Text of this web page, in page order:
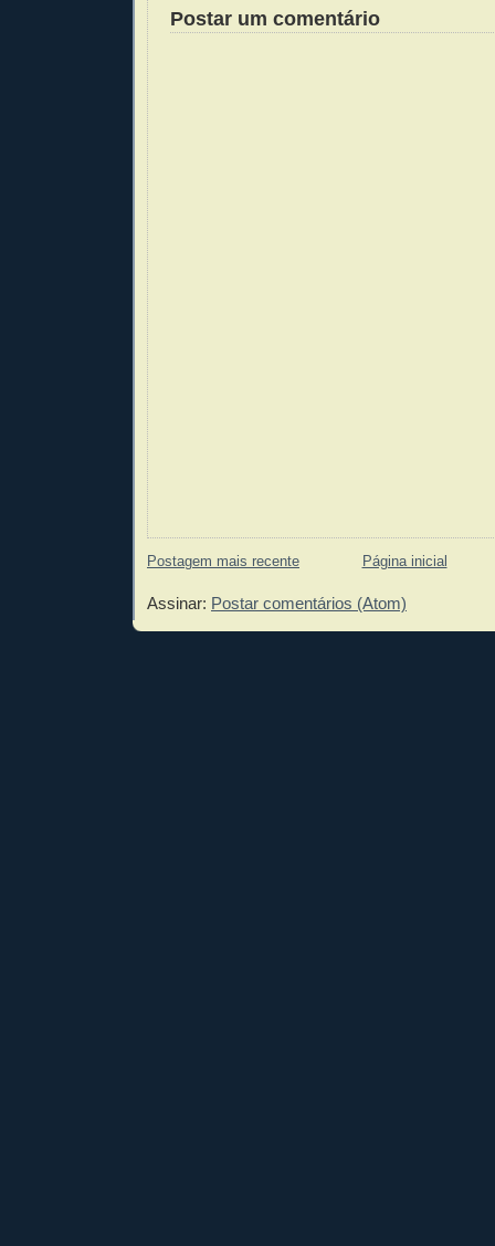
Postar um comentário
Postagem mais recente Página inicial
Assinar: Postar comentários (Atom)